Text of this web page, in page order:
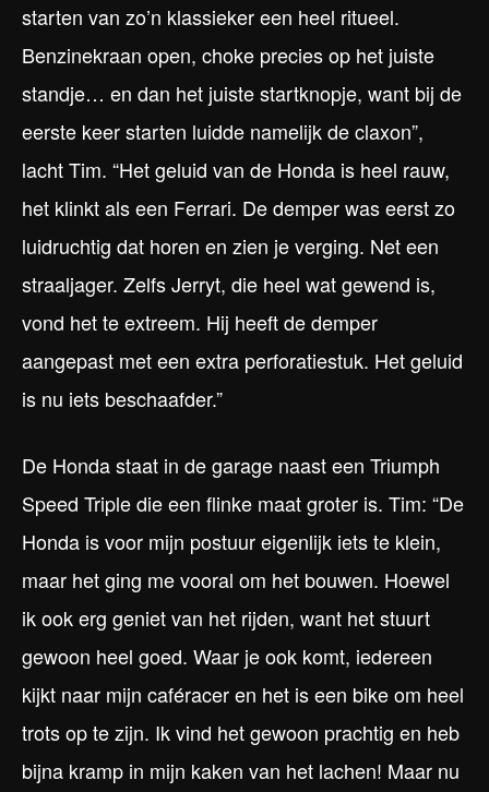
starten van zo’n klassieker een heel ritueel.
Benzinekraan open, choke precies op het juiste
standje… en dan het juiste startknopje, want bij de
eerste keer starten luidde namelijk de claxon”,
lacht Tim. “Het geluid van de Honda is heel rauw,
het klinkt als een Ferrari. De demper was eerst zo
luidruchtig dat horen en zien je verging. Net een
straaljager. Zelfs Jerryt, die heel wat gewend is,
vond het te extreem. Hij heeft de demper
aangepast met een extra perforatiestuk. Het geluid
is nu iets beschaafder.”
De Honda staat in de garage naast een Triumph
Speed Triple die een flinke maat groter is. Tim: “De
Honda is voor mijn postuur eigenlijk iets te klein,
maar het ging me vooral om het bouwen. Hoewel
ik ook erg geniet van het rijden, want het stuurt
gewoon heel goed. Waar je ook komt, iedereen
kijkt naar mijn caféracer en het is een bike om heel
trots op te zijn. Ik vind het gewoon prachtig en heb
bijna kramp in mijn kaken van het lachen! Maar nu